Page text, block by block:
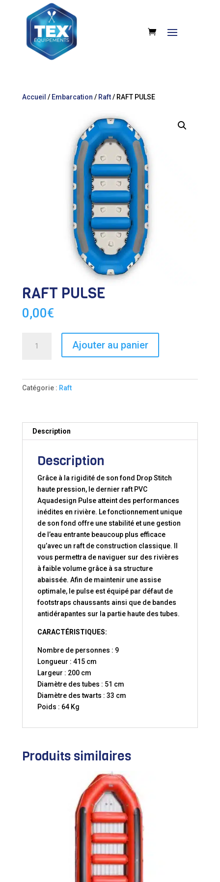
Accueil / Embarcation / Raft/ RAFT PULSE
RAFT PULSE
0,00€
Ajouter au panier
Catégorie : Raft
Description
Description
Grâce à la rigidité de son fond Drop Stitch
haute pression, le dernier raft PVC
Aquadesign Pulse atteint des performances
inédites en rivière. Le fonctionnement unique
de son fond offre une stabilité et une gestion
de l’eau entrante beaucoup plus efficace
qu’avec un raft de construction classique. Il
vous permettra de naviguer sur des rivières
à faible volume grâce à sa structure
abaissée. Afin de maintenir une assise
optimale, le pulse est équipé par défaut de
footstraps chaussants ainsi que de bandes
antidérapantes sur la partie haute des tubes.
CARACTÉRISTIQUES:
Nombre de personnes : 9
Longueur : 415 cm
Largeur : 200 cm
Diamètre des tubes : 51 cm
Diamètre des twarts : 33 cm
Poids : 64 Kg
Produits similaires